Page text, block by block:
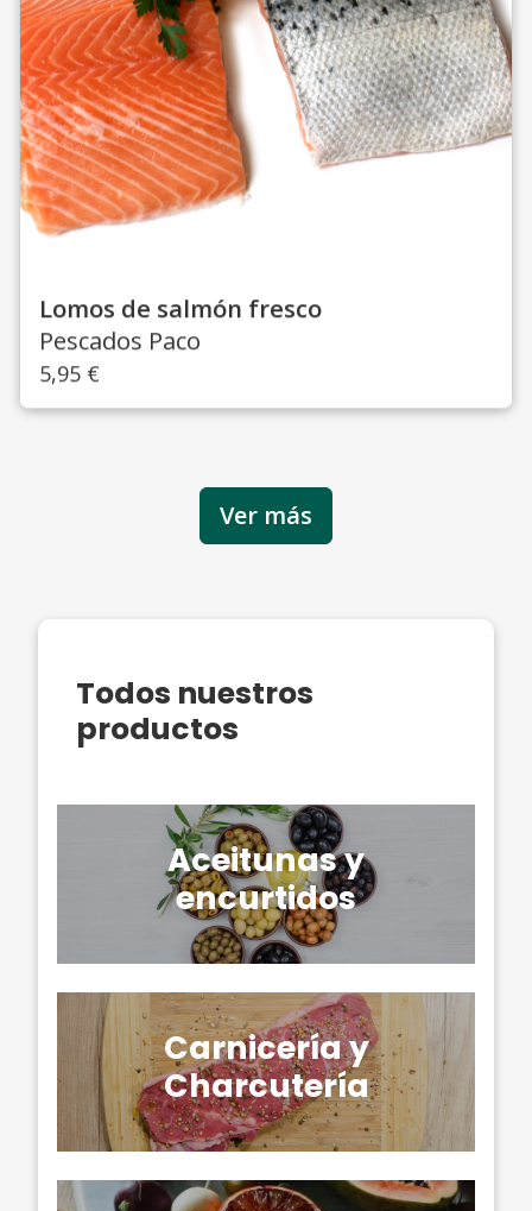
Lomos de salmón fresco
Pescados Paco
5,95 €
Ver más
Todos nuestros
productos
Aceitunas y
encurtidos
Carnicería y
Charcutería